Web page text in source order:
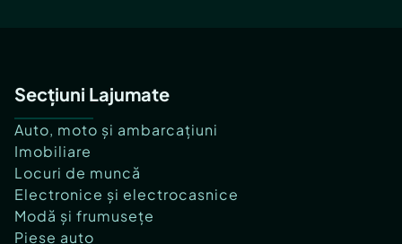
Secțiuni Lajumate
Auto, moto și ambarcațiuni
Imobiliare
Locuri de muncă
Electronice și electrocasnice
Modă și frumusețe
Piese auto